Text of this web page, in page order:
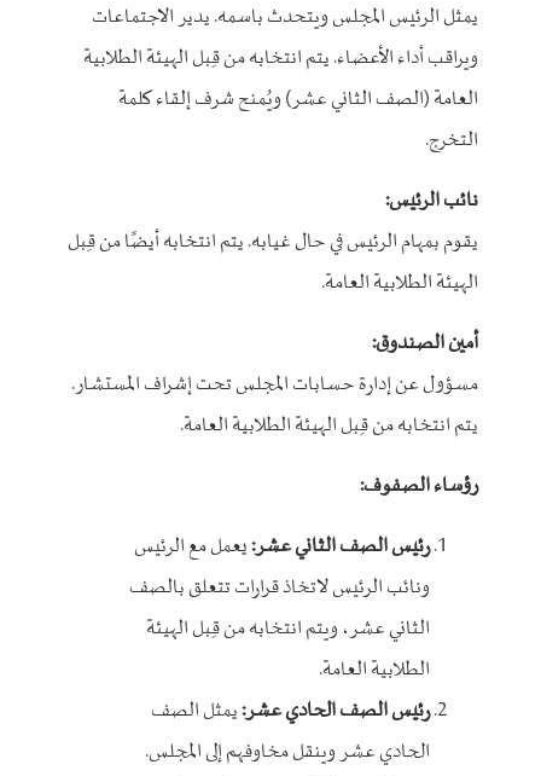
يمثل الرئيس المجلس ويتحدث باسمه. يدير الاجتماعات
ويراقب أداء الأعضاء. يتم انتخابه من قِبل الهيئة الطلابية
العامة (الصف الثاني عشر) ويُمنح شرف إلقاء كلمة
التخرج.
نائب الرئيس:
يقوم بمهام الرئيس في حال غيابه. يتم انتخابه أيضًا من قِبل
الهيئة الطلابية العامة.
أمين الصندوق:
مسؤول عن إدارة حسابات المجلس تحت إشراف المستشار.
يتم انتخابه من قِبل الهيئة الطلابية العامة.
رؤساء الصفوف:
رئيس الصف الثاني عشر:يعمل مع الرئيس
ونائب الرئيس لاتخاذ قرارات تتعلق بالصف
الثاني عشر، ويتم انتخابه من قِبل الهيئة
الطلابية العامة.
رئيس الصف الحادي عشر:يمثل الصف
الحادي عشر وينقل مخاوفهم إلى المجلس.